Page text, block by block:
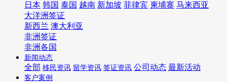
日本 韩国 泰国 越南 新加坡 菲律宾 柬埔寨 马来西亚
大洋洲签证
新西兰 澳大利亚
非洲签证
非洲各国
新闻动态
全部 移民资讯 留学资讯 签证资讯 公司动态 最新活动
客户案例